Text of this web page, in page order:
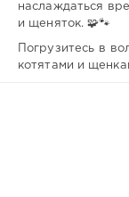
наслаждаться
и щеняток. 🧩🐾
Погрузитесь в
котятами и